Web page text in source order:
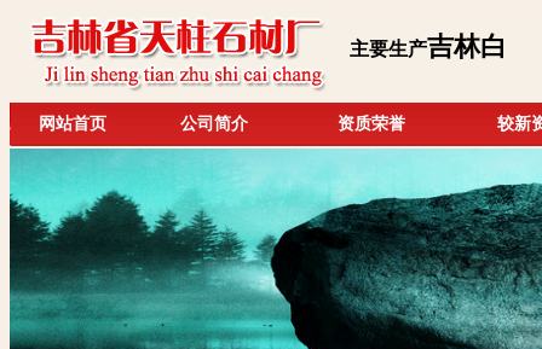
主要生产吉林白
网站首页 公司简介 资质荣誉 较新